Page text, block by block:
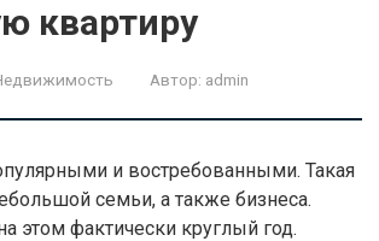
квартиру
Автор: admin
и востребованными. Такая
семьи, а также бизнеса.
этом фактически круглый год.